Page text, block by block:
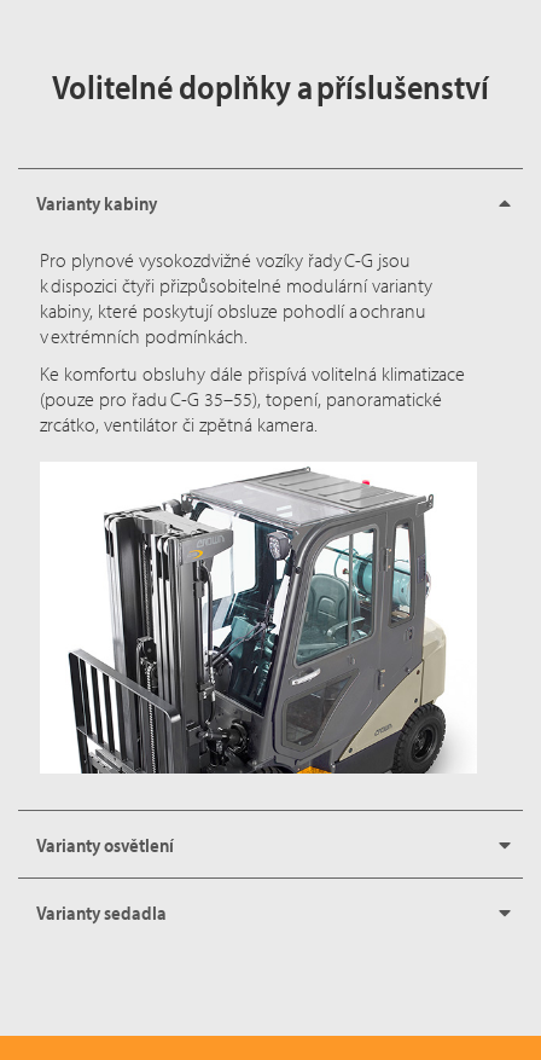
Volitelné doplňky a příslušenství
Varianty kabiny
Pro plynové vysokozdvižné vozíky řady C-G jsou
k dispozici čtyři přizpůsobitelné modulární varianty
kabiny, které poskytují obsluze pohodlí a ochranu
v extrémních podmínkách.
Ke komfortu obsluhy dále přispívá volitelná klimatizace
(pouze pro řadu C-G 35–55), topení, panoramatické
zrcátko, ventilátor či zpětná kamera.
Varianty osvětlení
Varianty sedadla